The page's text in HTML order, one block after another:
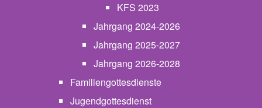
KFS 2023
Jahrgang 2024-2026
Jahrgang 2025-2027
Jahrgang 2026-2028
Familiengottesdienste
Jugendgottesdienst